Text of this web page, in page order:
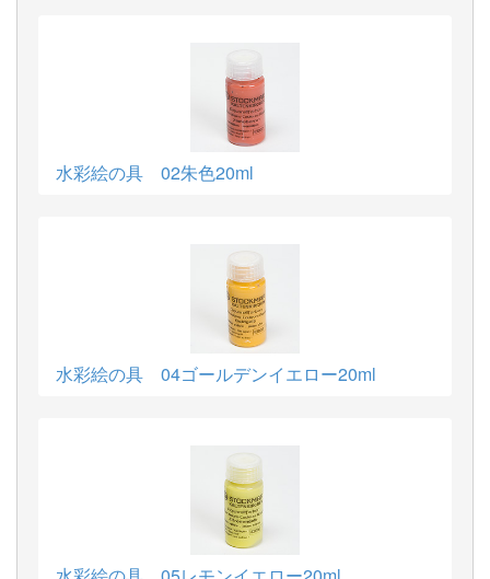
水彩絵の具 02朱色20ml
水彩絵の具 04ゴールデンイエロー20ml